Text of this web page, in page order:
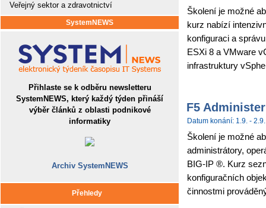
Veřejný sektor a zdravotnictví
SystemNEWS
Přihlaste se k odběru newsletteru
SystemNEWS, který každý týden přináší
výběr článků z oblasti podnikové
informatiky
Archiv SystemNEWS
Přehledy
Školení je možné
kurz nabízí
konfiguraci a
ESXi 8 a VMware
infrastruktury
F5
Datum konání: 1.9. - 2.9.
Školení je možné
administrátory,
BIG-IP ®. Kurz
konfiguračních
činnostmi